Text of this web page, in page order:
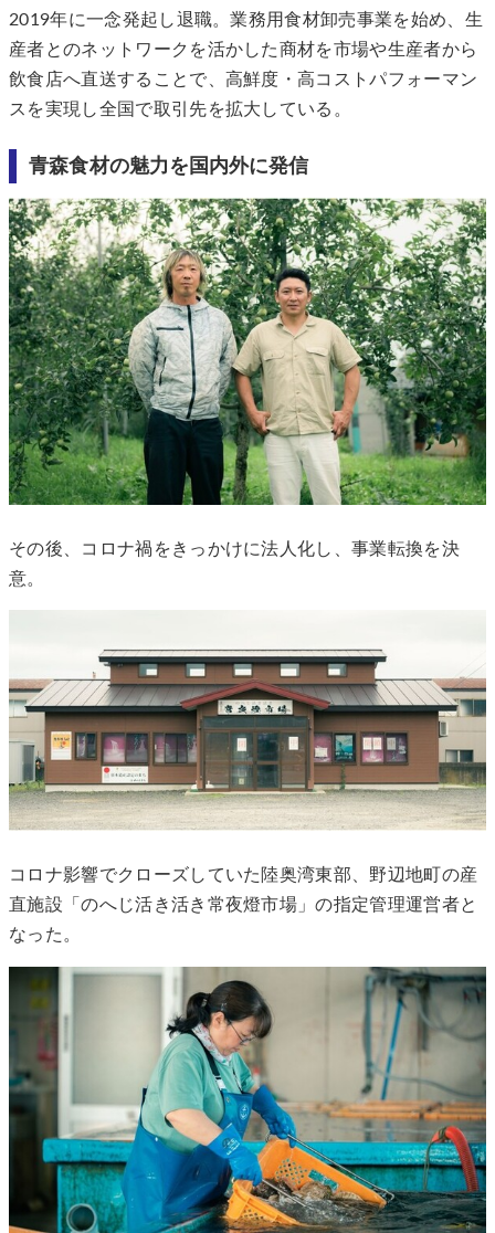
2019年に一念発起し退職。業務用食材卸売事業を始め、生
産者とのネットワークを活かした商材を市場や生産者から
飲食店へ直送することで、高鮮度・高コストパフォーマン
スを実現し全国で取引先を拡大している。
青森食材の魅力を国内外に発信
その後、コロナ禍をきっかけに法人化し、事業転換を決
意。
コロナ影響でクローズしていた陸奥湾東部、野辺地町の産
直施設「のへじ活き活き常夜燈市場」の指定管理運営者と
なった。